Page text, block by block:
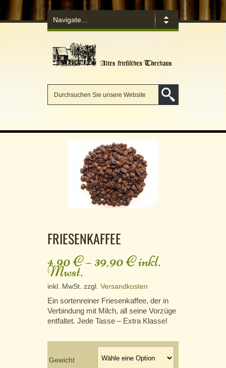
FRIESENKAFFEE
4,90€–39,90€inkl.
Mwst.
inkl. MwSt. zzgl. Versandkosten
Ein sortenreiner Friesenkaffee, der in
Verbindung mit Milch, all seine Vorzüge
entfaltet. Jede Tasse – Extra Klasse!
Gewicht